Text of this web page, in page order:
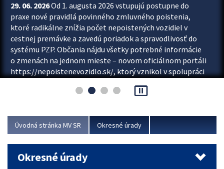
29. 06. 2026Od 1. augusta 2026 vstupujú postupne do
praxe nové pravidlá povinného zmluvného poistenia,
ktoré radikálne znížia počet nepoistených vozidiel v
cestnej premávke a zavedú poriadok a spravodlivosť do
systému PZP. Občania nájdu všetky potrebné informácie
o zmenách na jednom mieste – novom oficiálnom portáli
https://nepoistenevozidlo.sk/, ktorý vznikol v spolupráci
asociácie poisťovní (SLASPO) a Ministerstva vnútra SR.
Viac
pause_presentation
Úvodná stránka MV SR Okresné úrady
Okresné úrady